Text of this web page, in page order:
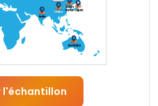
l'échantillon